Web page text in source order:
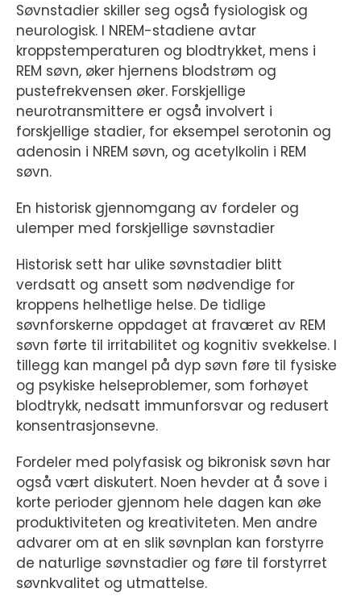
Søvnstadier skiller seg også fysiologisk og
neurologisk. I NREM-stadiene avtar
kroppstemperaturen og blodtrykket, mens i
REM søvn, øker hjernens blodstrøm og
pustefrekvensen øker. Forskjellige
neurotransmittere er også involvert i
forskjellige stadier, for eksempel serotonin og
adenosin i NREM søvn, og acetylkolin i REM
søvn.
En historisk gjennomgang av fordeler og
ulemper med forskjellige søvnstadier
Historisk sett har ulike søvnstadier blitt
verdsatt og ansett som nødvendige for
kroppens helhetlige helse. De tidlige
søvnforskerne oppdaget at fraværet av REM
søvn førte til irritabilitet og kognitiv svekkelse. I
tillegg kan mangel på dyp søvn føre til fysiske
og psykiske helseproblemer, som forhøyet
blodtrykk, nedsatt immunforsvar og redusert
konsentrasjonsevne.
Fordeler med polyfasisk og bikronisk søvn har
også vært diskutert. Noen hevder at å sove i
korte perioder gjennom hele dagen kan øke
produktiviteten og kreativiteten. Men andre
advarer om at en slik søvnplan kan forstyrre
de naturlige søvnstadier og føre til forstyrret
søvnkvalitet og utmattelse.